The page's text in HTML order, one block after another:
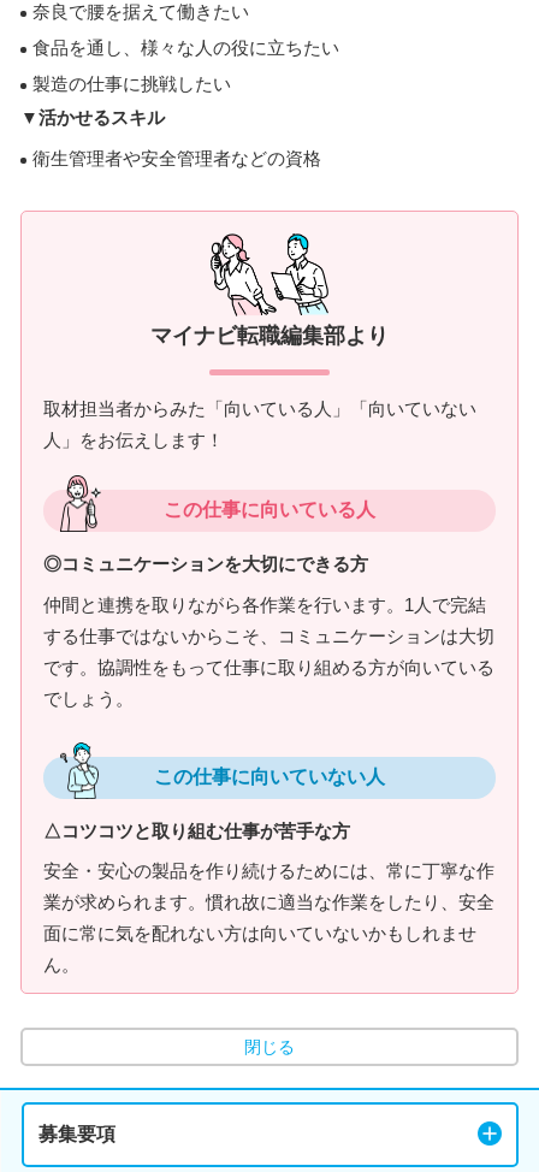
奈良で腰を据えて働きたい
食品を通し、様々な人の役に立ちたい
製造の仕事に挑戦したい
▼活かせるスキル
衛生管理者や安全管理者などの資格
マイナビ転職編集部より
取材担当者からみた「向いている人」「向いていない
人」をお伝えします！
この仕事に向いている人
◎コミュニケーションを大切にできる方
仲間と連携を取りながら各作業を行います。1人で完結
する仕事ではないからこそ、コミュニケーションは大切
です。協調性をもって仕事に取り組める方が向いている
でしょう。
この仕事に向いていない人
△コツコツと取り組む仕事が苦手な方
安全・安心の製品を作り続けるためには、常に丁寧な作
業が求められます。慣れ故に適当な作業をしたり、安全
面に常に気を配れない方は向いていないかもしれませ
ん。
閉じる
募集要項